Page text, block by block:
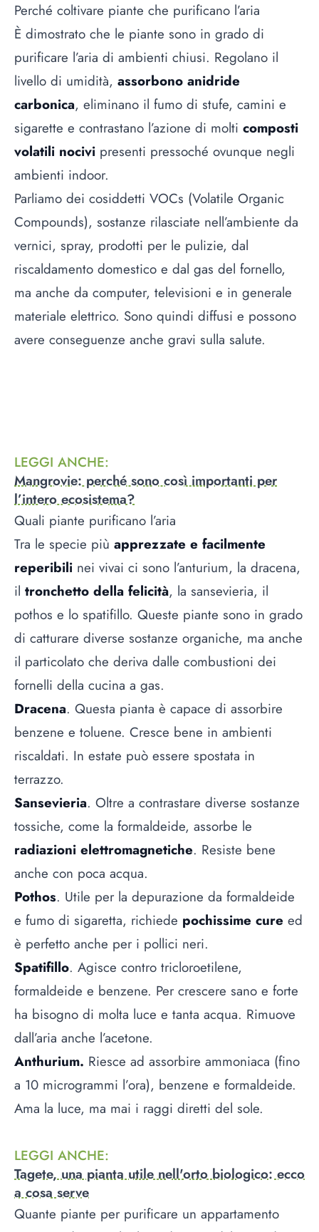
Perché coltivare piante che purificano l’aria
È dimostrato che le piante sono in grado di
purificare l’aria di ambienti chiusi. Regolano il
livello di umidità, assorbono anidride
carbonica, eliminano il fumo di stufe, camini e
sigarette e contrastano l’azione di molti composti
volatili nocivi presenti pressoché ovunque negli
ambienti indoor.
Parliamo dei cosiddetti VOCs (Volatile Organic
Compounds), sostanze rilasciate nell’ambiente da
vernici, spray, prodotti per le pulizie, dal
riscaldamento domestico e dal gas del fornello,
ma anche da computer, televisioni e in generale
materiale elettrico. Sono quindi diffusi e possono
avere conseguenze anche gravi sulla salute.
LEGGI ANCHE:
Mangrovie: perché sono così importanti per
l’intero ecosistema?
Quali piante purificano l’aria
Tra le specie più apprezzate e facilmente
reperibili nei vivai ci sono l’anturium, la dracena,
il tronchetto della felicità, la sansevieria, il
pothos e lo spatifillo. Queste piante sono in grado
di catturare diverse sostanze organiche, ma anche
il particolato che deriva dalle combustioni dei
fornelli della cucina a gas.
Dracena. Questa pianta è capace di assorbire
benzene e toluene. Cresce bene in ambienti
riscaldati. In estate può essere spostata in
terrazzo.
Sansevieria. Oltre a contrastare diverse sostanze
tossiche, come la formaldeide, assorbe le
radiazioni elettromagnetiche. Resiste bene
anche con poca acqua.
Pothos. Utile per la depurazione da formaldeide
e fumo di sigaretta, richiede pochissime cure ed
è perfetto anche per i pollici neri.
Spatifillo. Agisce contro tricloroetilene,
formaldeide e benzene. Per crescere sano e forte
ha bisogno di molta luce e tanta acqua. Rimuove
dall’aria anche l’acetone.
Anthurium. Riesce ad assorbire ammoniaca (fino
a 10 microgrammi l’ora), benzene e formaldeide.
Ama la luce, ma mai i raggi diretti del sole.
LEGGI ANCHE:
Tagete, una pianta utile nell'orto biologico: ecco
a cosa serve
Quante piante per purificare un appartamento